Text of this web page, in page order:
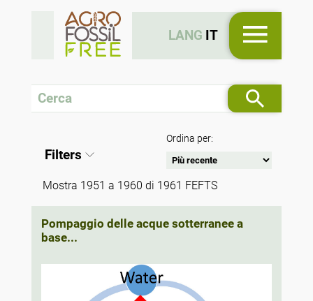
LANG IT
Filters
Ordina per:
Mostra 1951 a 1960 di 1961 FEFTS
Pompaggio delle acque sotterranee a
base...